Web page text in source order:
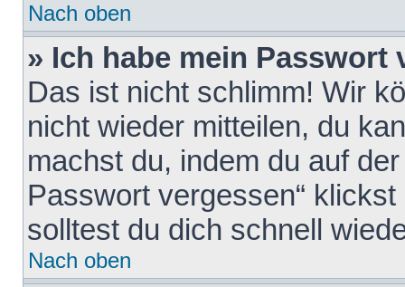
Nach oben
» Ich habe mein Passwort
Das ist nicht schlimm! Wir
nicht wieder mitteilen, du
machst du, indem du auf
Passwort vergessen“
solltest du dich schnell
Nach oben